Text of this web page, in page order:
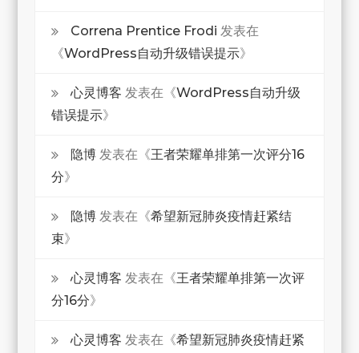
Correna Prentice Frodi 发表在
《WordPress自动升级错误提示》
心灵博客 发表在《WordPress自动升级
错误提示》
隐博发表在《王者荣耀单排第一次评分16
分》
隐博发表在《希望新冠肺炎疫情赶紧结
束》
心灵博客 发表在《王者荣耀单排第一次评
分16分》
心灵博客 发表在《希望新冠肺炎疫情赶紧